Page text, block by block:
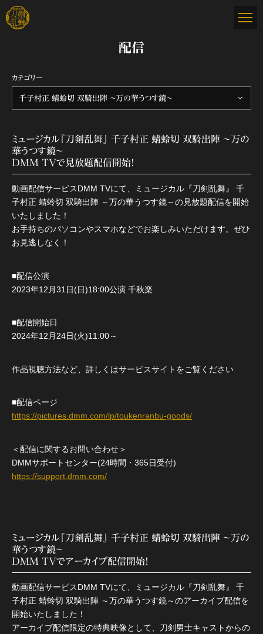
配信
カテゴリー
千子村正 蜻蛉切 双騎出陣 ～万の華うつす鏡～
ミュージカル『刀剣乱舞』 千子村正 蜻蛉切 双騎出陣 ～万の
華うつす鏡～
DMM TVで見放題配信開始！
動画配信サービスDMM TVにて、ミュージカル『刀剣乱舞』 千
子村正 蜻蛉切 双騎出陣 ～万の華うつす鏡～の見放題配信を開始
いたしました！
お手持ちのパソコンやスマホなどでお楽しみいただけます。ぜひ
お見逃しなく！
■配信公演
2023年12月31日(日)18:00公演 千秋楽
■配信開始日
2024年12月24日(火)11:00～
作品視聴方法など、詳しくはサービスサイトをご覧ください
■配信ページ
https://pictures.dmm.com/lp/toukenranbu-goods/
＜配信に関するお問い合わせ＞
DMMサポートセンター(24時間・365日受付)
https://support.dmm.com/
ミュージカル『刀剣乱舞』 千子村正 蜻蛉切 双騎出陣 ～万の
華うつす鏡～
DMM TVでアーカイブ配信開始！
動画配信サービスDMM TVにて、ミュージカル『刀剣乱舞』 千
子村正 蜻蛉切 双騎出陣 ～万の華うつす鏡～のアーカイブ配信を
開始いたしました！
アーカイブ配信限定の特典映像として、刀剣男士キャストからの